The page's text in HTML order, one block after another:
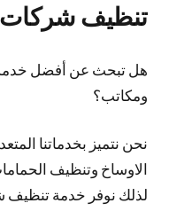
تنظيف
هل تبحث عن أفضل
ومكاتب؟
نحن نتميز بخدماتنا
الاوساخ وتنظيف
لذلك نوفر خدمة